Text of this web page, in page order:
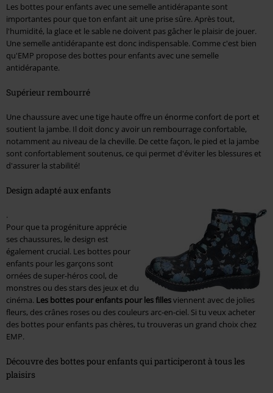
Les bottes pour enfants avec une semelle antidérapante sont
importantes pour que ton enfant ait une prise sûre. Après tout,
l'humidité, la glace et le sable ne doivent pas gâcher le plaisir de jouer.
Une semelle antidérapante est donc indispensable. Comme c'est bien
qu'EMP propose des bottes pour enfants avec une semelle
antidérapante.
Supérieur rembourré
Une chaussure avec une tige haute offre un énorme confort de port et
soutient la jambe. Il doit donc y avoir un rembourrage confortable,
notamment au niveau de la cheville. De cette façon, le pied et la jambe
sont confortablement soutenus, ce qui permet d'éviter les blessures et
d'assurer la stabilité!
Design adapté aux enfants
.
Pour que ta progéniture apprécie
ses chaussures, le design est
également crucial. Les bottes pour
enfants pour les garçons sont
ornées de super-héros cool, de
monstres ou des stars des jeux et du
cinéma. Les bottes pour enfants pour les fillesviennent avec de jolies
fleurs, des crânes roses ou des couleurs arc-en-ciel. Si tu veux acheter
des bottes pour enfants pas chères, tu trouveras un grand choix chez
EMP.
Découvre des bottes pour enfants qui participeront à tous les
plaisirs